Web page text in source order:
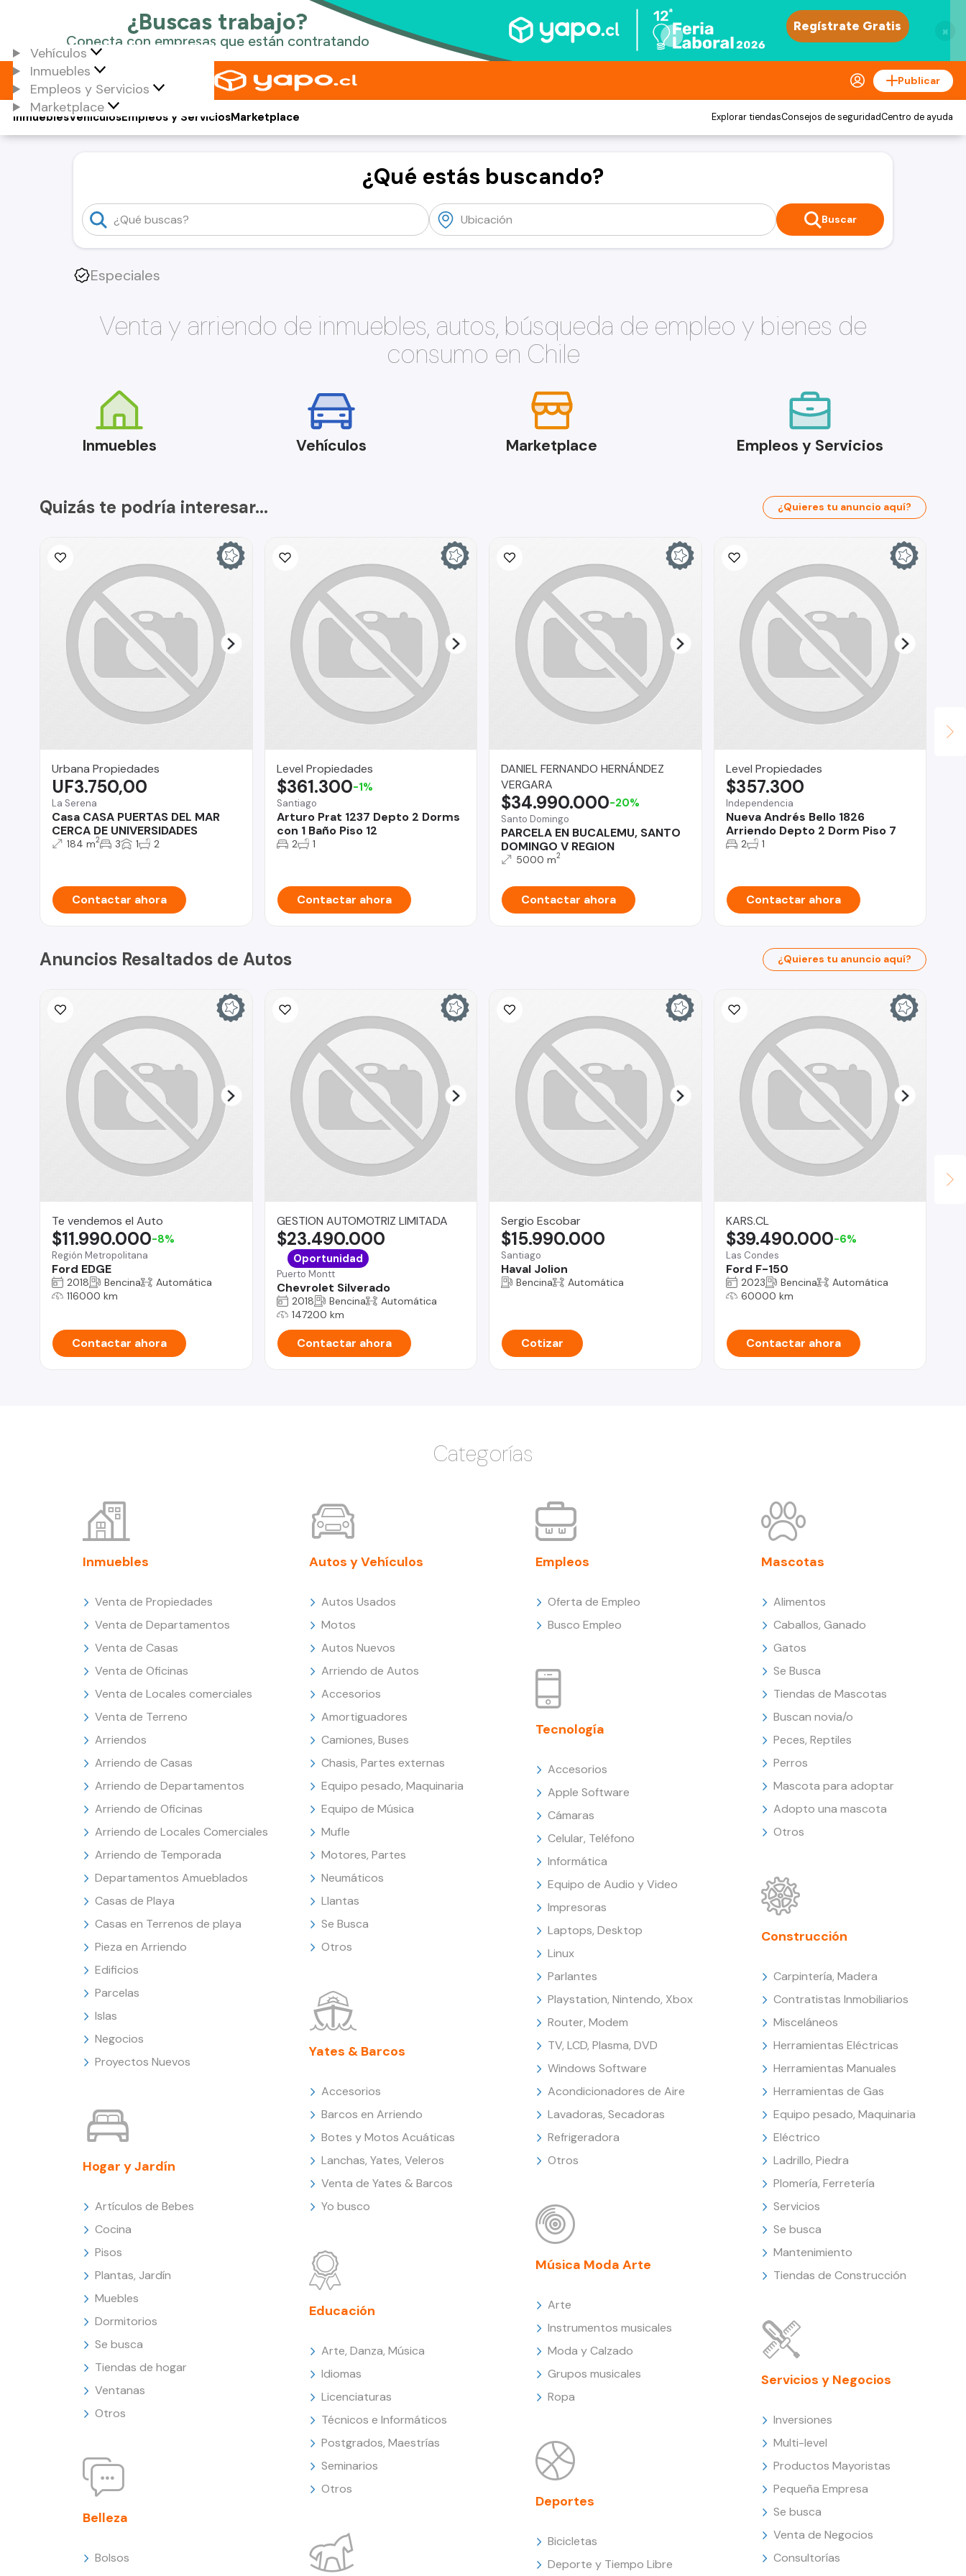
×
Vehículos
Inmuebles
Empleos y Servicios
Marketplace
Publicar
Vehículos
Inmuebles Empleos y ServiciosMarketplace Explorar tiendasConsejos de seguridadCentro de ayuda
¿Qué estás buscando?
Buscar
Especiales
Venta y arriendo de inmuebles, autos, búsqueda de empleo y bienes de
consumo en Chile
Inmuebles Vehículos Marketplace Empleos y Servicios
Quizás te podría interesar... ¿Quieres tu anuncio aquí?
Urbana Propiedades
La Serena
Casa CASA PUERTAS DEL MAR
CERCA DE UNIVERSIDADES
UF3.750,00
184 m2 3 1 2
Contactar ahora
Level Propiedades
Santiago
Arturo Prat 1237 Depto 2 Dorms
con 1 Baño Piso 12
$361.300-1%
2 1
Contactar ahora
DANIEL FERNANDO HERNÁNDEZ
VERGARA
Santo Domingo
PARCELA EN BUCALEMU, SANTO
DOMINGO V REGION
$34.990.000-20%
5000 m2
Contactar ahora
Level Propiedades
Independencia
Nueva Andrés Bello 1826
Arriendo Depto 2 Dorm Piso 7
$357.300
2 1
Contactar ahora
Anuncios Resaltados de Autos ¿Quieres tu anuncio aquí?
Te vendemos el Auto
Región Metropolitana
Ford EDGE
$11.990.000-8%
2018 Bencina
Automática
116000 km
Contactar ahora
GESTION AUTOMOTRIZ LIMITADA
Puerto Montt
Chevrolet Silverado
$23.490.000
Oportunidad
2018 Bencina
Automática
147200 km
Contactar ahora
Sergio Escobar
Santiago
Haval Jolion
$15.990.000
Bencina Automática
Cotizar
KARS.CL
Las Condes
Ford F-150
$39.490.000-6%
2023 Bencina
Automática
60000 km
Contactar ahora
Categorías
Inmuebles
Venta de Propiedades
Venta de Departamentos
Venta de Casas
Venta de Oficinas
Venta de Locales comerciales
Venta de Terreno
Arriendos
Arriendo de Casas
Arriendo de Departamentos
Arriendo de Oficinas
Arriendo de Locales Comerciales
Arriendo de Temporada
Departamentos Amueblados
Casas de Playa
Casas en Terrenos de playa
Pieza en Arriendo
Edificios
Parcelas
Islas
Negocios
Proyectos Nuevos
Hogar y Jardín
Artículos de Bebes
Cocina
Pisos
Plantas, Jardín
Muebles
Dormitorios
Se busca
Tiendas de hogar
Ventanas
Otros
Belleza
Bolsos
Autos y Vehículos
Autos Usados
Motos
Autos Nuevos
Arriendo de Autos
Accesorios
Amortiguadores
Camiones, Buses
Chasis, Partes externas
Equipo pesado, Maquinaria
Equipo de Música
Mufle
Motores, Partes
Neumáticos
Llantas
Se Busca
Otros
Yates & Barcos
Accesorios
Barcos en Arriendo
Botes y Motos Acuáticas
Lanchas, Yates, Veleros
Venta de Yates & Barcos
Yo busco
Educación
Arte, Danza, Música
Idiomas
Licenciaturas
Técnicos e Informáticos
Postgrados, Maestrías
Seminarios
Otros
Empleos
Oferta de Empleo
Busco Empleo
Tecnología
Accesorios
Apple Software
Cámaras
Celular, Teléfono
Informática
Equipo de Audio y Video
Impresoras
Laptops, Desktop
Linux
Parlantes
Playstation, Nintendo, Xbox
Router, Modem
TV, LCD, Plasma, DVD
Windows Software
Acondicionadores de Aire
Lavadoras, Secadoras
Refrigeradora
Otros
Música Moda Arte
Arte
Instrumentos musicales
Moda y Calzado
Grupos musicales
Ropa
Deportes
Bicicletas
Deporte y Tiempo Libre
Mascotas
Alimentos
Caballos, Ganado
Gatos
Se Busca
Tiendas de Mascotas
Buscan novia/o
Peces, Reptiles
Perros
Mascota para adoptar
Adopto una mascota
Otros
Construcción
Carpintería, Madera
Contratistas Inmobiliarios
Misceláneos
Herramientas Eléctricas
Herramientas Manuales
Herramientas de Gas
Equipo pesado, Maquinaria
Eléctrico
Ladrillo, Piedra
Plomería, Ferretería
Servicios
Se busca
Mantenimiento
Tiendas de Construcción
Servicios y Negocios
Inversiones
Multi-level
Productos Mayoristas
Pequeña Empresa
Se busca
Venta de Negocios
Consultorías